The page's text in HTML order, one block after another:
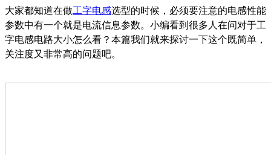
大家都知道在做工字电感选型的时候， 必须要注意的电感性能
参数中有一个就是电流信息参数。小编看到很多人在问对于工
字电感电路大小怎么看？本篇我们就来探讨一下这个既简单，
关注度又 非常高的问题吧。